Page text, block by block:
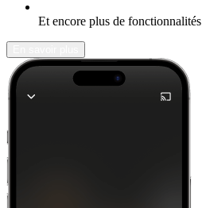
Et encore plus de fonctionnalités